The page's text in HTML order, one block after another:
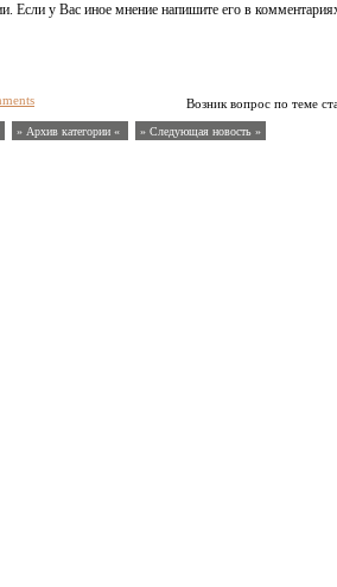
Если у Вас иное мнение напишите его в
Возник вопрос по теме
» Архив категории « » Следующая новость »